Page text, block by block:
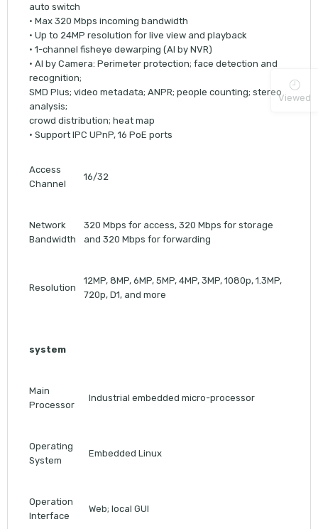
auto switch
· Max 320 Mbps incoming bandwidth
· Up to 24MP resolution for live view and playback
· 1-channel fisheye dewarping (AI by NVR)
· AI by Camera: Perimeter protection; face detection and
recognition;
SMD Plus; video metadata; ANPR; people counting; stereo
analysis;
crowd distribution; heat map
· Support IPC UPnP, 16 PoE ports
Access
Channel
16/32
Network
Bandwidth
320 Mbps for access, 320 Mbps for storage
and 320 Mbps for forwarding
Resolution
12MP, 8MP, 6MP, 5MP, 4MP, 3MP, 1080p, 1.3MP,
720p, D1, and more
system
Main
Processor
Industrial embedded micro-processor
Operating
System
Embedded Linux
Operation
Interface
Web; local GUI
Viewed